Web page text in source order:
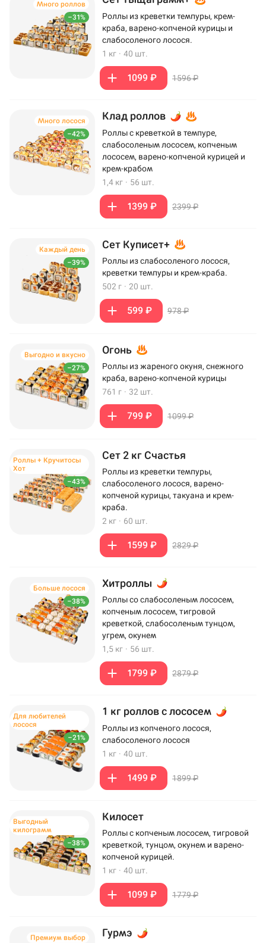
–31%
Много роллов
Роллы из креветки темпуры, крем-
краба, варено-копченой курицы и
слабосоленого лосося.
1 кг · 40 шт.
1099 ₽ 1596 ₽
–42%
Много лосося Клад роллов
Роллы с креветкой в темпуре,
слабосоленым лососем, копченым
лососем, варено-копченой курицей и
крем-крабом
1,4 кг · 56 шт.
1399 ₽ 2399 ₽
–39%
Каждый день Сет Куписет+
Роллы из слабосоленого лосося,
креветки темпуры и крем-краба.
502 г · 20 шт.
599 ₽ 978 ₽
–27%
Выгодно и вкусно Огонь
Роллы из жареного окуня, снежного
краба, варено-копченой курицы
761 г · 32 шт.
799 ₽ 1099 ₽
–43%
Роллы + Кручитосы
Хот
Сет 2 кг Счастья
Роллы из креветки темпуры,
слабосоленого лосося, варено-
копченой курицы, такуана и крем-
краба.
2 кг · 60 шт.
1599 ₽ 2829 ₽
–38%
Больше лосося Хитроллы
Роллы со слабосоленым лососем,
копченым лососем, тигровой
креветкой, слабосоленым тунцом,
угрем, окунем
1,5 кг · 56 шт.
1799 ₽ 2879 ₽
–21%
Для любителей
лосося
1 кг роллов с лососем
Роллы из копченого лосося,
слабосоленого лосося
1 кг · 40 шт.
1499 ₽ 1899 ₽
–38%
Выгодный
килограмм
Килосет
Роллы с копченым лососем, тигровой
креветкой, тунцом, окунем и варено-
копченой курицей.
1 кг · 40 шт.
1099 ₽ 1779 ₽
Премиум выбор Гурмэ